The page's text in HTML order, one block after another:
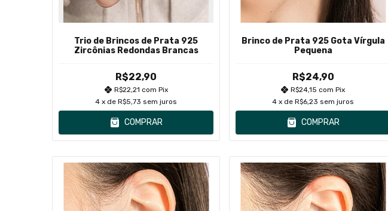
Trio de Brincos de Prata 925
Zircônias Redondas Brancas
R$22,90
R$22,21 com Pix
4 x deR$5,73 sem juros
COMPRAR
Brinco de Prata 925 Gota Vírgula
Pequena
R$24,90
R$24,15com Pix
4 x deR$6,23 sem juros
COMPRAR